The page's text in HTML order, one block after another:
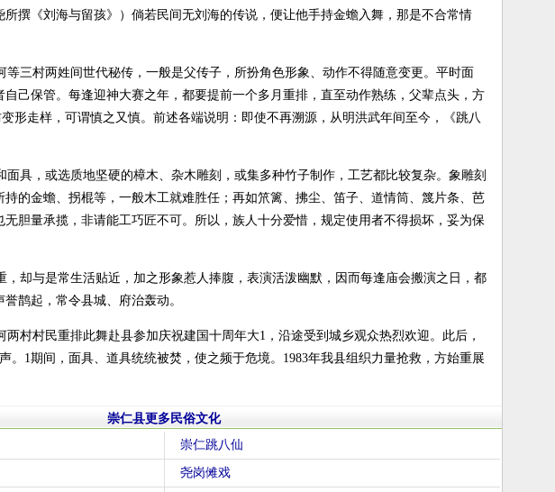
所撰《刘海与留孩》）倘若民间无刘海的传说，便让他手持金蟾入舞，那是不合常情
等三村两姓间世代秘传，一般是父传子，所扮角色形象、动作不得随意变更。平时面
己保管。每逢迎神大赛之年，都要提前一个多月重排，直至动作熟练，父辈点头，方
变形走样，可谓慎之又慎。前述各端说明：即使不再溯源，从明洪武年间至今，《跳八
面具，或选质地坚硬的樟木、杂木雕刻，或集多种竹子制作，工艺都比较复杂。象雕刻
持的金蟾、拐棍等，一般木工就难胜任；再如笊篱、拂尘、笛子、道情筒、篾片条、芭
胆量承揽，非请能工巧匠不可。所以，族人十分爱惜，规定使用者不得损坏，妥为保
，却与是常生活贴近，加之形象惹人捧腹，表演活泼幽默，因而每逢庙会搬演之日，都
鹊起，常令县城、府治轰动。
两村村民重排此舞赴县参加庆祝建国十周年大1，沿途受到城乡观众热烈欢迎。此后，
。1期间，面具、道具统统被焚，使之频于危境。1983年我县组织力量抢救，方始重展
崇仁县更多民俗文化
崇仁跳八仙
尧岗傩戏